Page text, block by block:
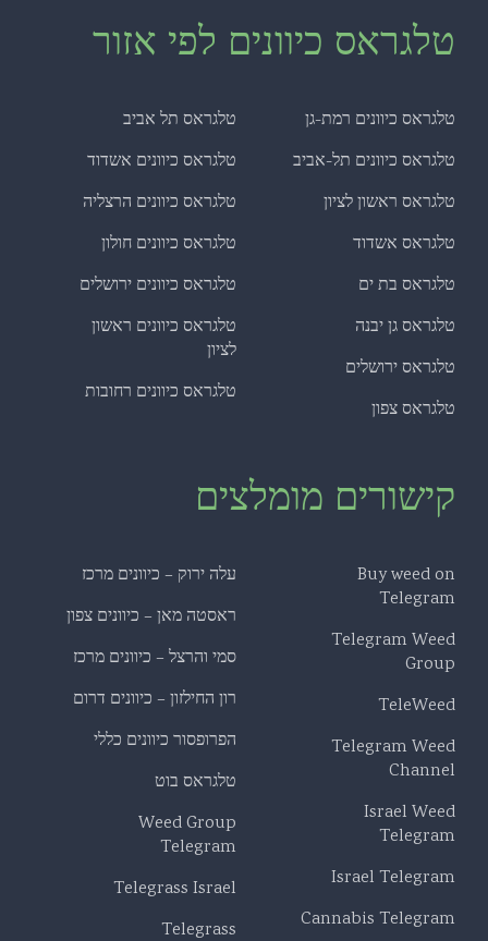
טלגראס כיוונים לפי אזור
טלגראס תל אביב
טלגראס כיוונים אשדוד
טלגראס כיוונים הרצליה
טלגראס כיוונים חולון
טלגראס כיוונים ירושלים
טלגראס כיוונים ראשון
לציון
טלגראס כיוונים רחובות
טלגראס כיוונים רמת-גן
טלגראס כיוונים תל-אביב
טלגראס ראשון לציון
טלגראס אשדוד
טלגראס בת ים
טלגראס גן יבנה
טלגראס ירושלים
טלגראס צפון
קישורים מומלצים
עלה ירוק – כיוונים מרכז
ראסטה מאן – כיוונים צפון
סמי והרצל – כיוונים מרכז
רון החילזון – כיוונים דרום
הפרופסור כיוונים כללי
טלגראס בוט
Weed Group
Telegram
Telegrass Israel
Telegrass
Buy weed on
Telegram
Telegram Weed
Group
TeleWeed
Telegram Weed
Channel
Israel Weed
Telegram
Israel Telegram
Cannabis Telegram